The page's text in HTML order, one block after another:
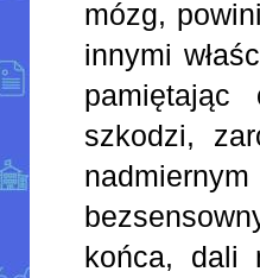
mózg,
innymi
szkodzi,
końca, dali